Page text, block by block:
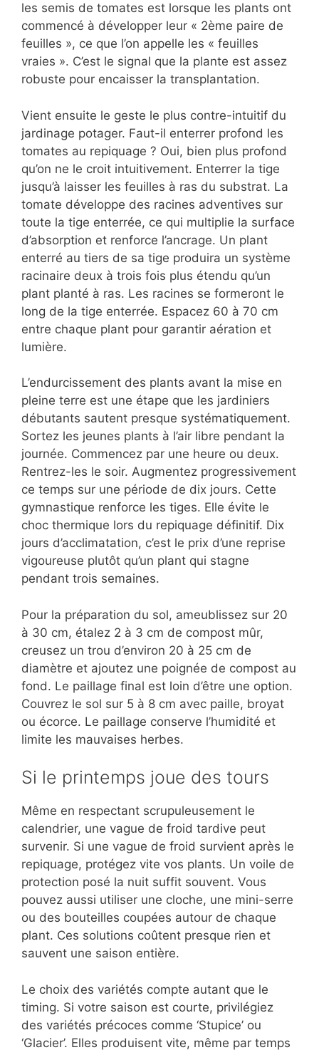
les semis de tomates est lorsque les plants ont
commencé à développer leur « 2ème paire de
feuilles », ce que l’on appelle les « feuilles
vraies ». C’est le signal que la plante est assez
robuste pour encaisser la transplantation.
Vient ensuite le geste le plus contre-intuitif du
jardinage potager. Faut-il enterrer profond les
tomates au repiquage ? Oui, bien plus profond
qu’on ne le croit intuitivement. Enterrer la tige
jusqu’à laisser les feuilles à ras du substrat. La
tomate développe des racines adventives sur
toute la tige enterrée, ce qui multiplie la surface
d’absorption et renforce l’ancrage. Un plant
enterré au tiers de sa tige produira un système
racinaire deux à trois fois plus étendu qu’un
plant planté à ras. Les racines se formeront le
long de la tige enterrée. Espacez 60 à 70 cm
entre chaque plant pour garantir aération et
lumière.
L’endurcissement des plants avant la mise en
pleine terre est une étape que les jardiniers
débutants sautent presque systématiquement.
Sortez les jeunes plants à l’air libre pendant la
journée. Commencez par une heure ou deux.
Rentrez-les le soir. Augmentez progressivement
ce temps sur une période de dix jours. Cette
gymnastique renforce les tiges. Elle évite le
choc thermique lors du repiquage définitif. Dix
jours d’acclimatation, c’est le prix d’une reprise
vigoureuse plutôt qu’un plant qui stagne
pendant trois semaines.
Pour la préparation du sol, ameublissez sur 20
à 30 cm, étalez 2 à 3 cm de compost mûr,
creusez un trou d’environ 20 à 25 cm de
diamètre et ajoutez une poignée de compost au
fond. Le paillage final est loin d’être une option.
Couvrez le sol sur 5 à 8 cm avec paille, broyat
ou écorce. Le paillage conserve l’humidité et
limite les mauvaises herbes.
Si le printemps joue des tours
Même en respectant scrupuleusement le
calendrier, une vague de froid tardive peut
survenir. Si une vague de froid survient après le
repiquage, protégez vite vos plants. Un voile de
protection posé la nuit suffit souvent. Vous
pouvez aussi utiliser une cloche, une mini-serre
ou des bouteilles coupées autour de chaque
plant. Ces solutions coûtent presque rien et
sauvent une saison entière.
Le choix des variétés compte autant que le
timing. Si votre saison est courte, privilégiez
des variétés précoces comme ‘Stupice’ ou
‘Glacier’. Elles produisent vite, même par temps